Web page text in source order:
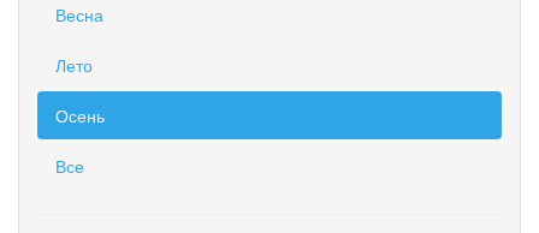
Весна
Лето
Осень
Все